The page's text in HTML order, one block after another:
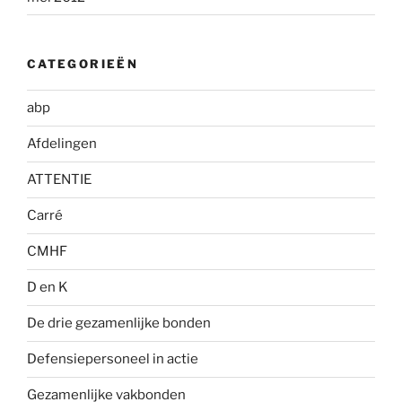
CATEGORIEËN
abp
Afdelingen
ATTENTIE
Carré
CMHF
D en K
De drie gezamenlijke bonden
Defensiepersoneel in actie
Gezamenlijke vakbonden